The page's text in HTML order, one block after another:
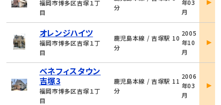
福岡市博多区吉塚１丁
目
分
年03
月
詳
オレンジハイツ
福岡市博多区吉塚１丁
目
鹿児島本線 / 吉塚駅 10
分
2005
年10
月
詳
ベネフィスタウン
吉塚3
福岡市博多区吉塚１丁
目
鹿児島本線 / 吉塚駅 11
分
2006
年03
月
詳